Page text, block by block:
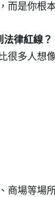
登 入
而是你根
律紅線？
很多人想
商場等場